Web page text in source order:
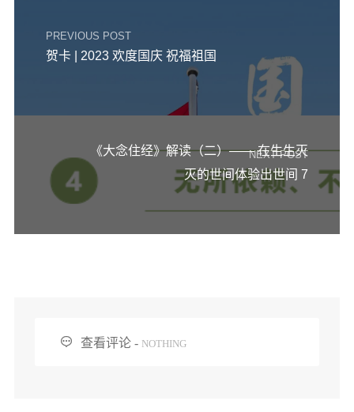
PREVIOUS POST
贺卡 | 2023 欢度国庆 祝福祖国
NEXT POST
《大念住经》解读（二）—— 在生生灭
灭的世间体验出世间 7
 查看评论 - NOTHING